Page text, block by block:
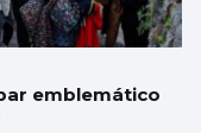
emblemático